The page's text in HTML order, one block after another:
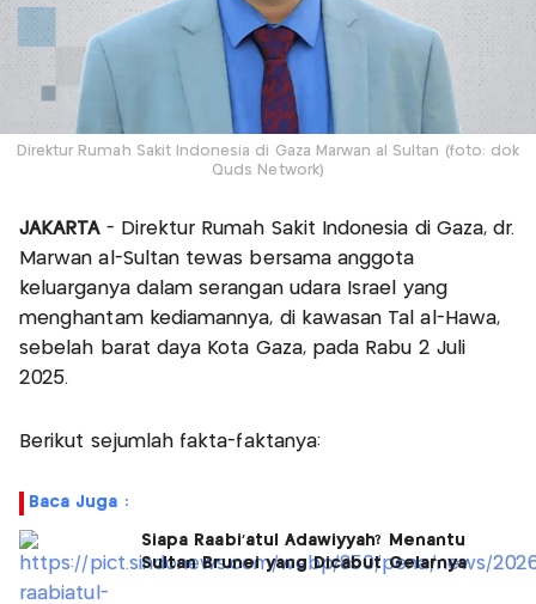
Direktur Rumah Sakit Indonesia di Gaza Marwan al Sultan (foto: dok
Quds Network)
JAKARTA - Direktur Rumah Sakit Indonesia di Gaza, dr.
Marwan al-Sultan tewas bersama anggota
keluarganya dalam serangan udara Israel yang
menghantam kediamannya, di kawasan Tal al-Hawa,
sebelah barat daya Kota Gaza, pada Rabu 2 Juli
2025.
Berikut sejumlah fakta-faktanya:
Baca Juga :
Siapa Raabi'atul Adawiyyah? Menantu
Sultan Brunei yang Dicabut Gelarnya